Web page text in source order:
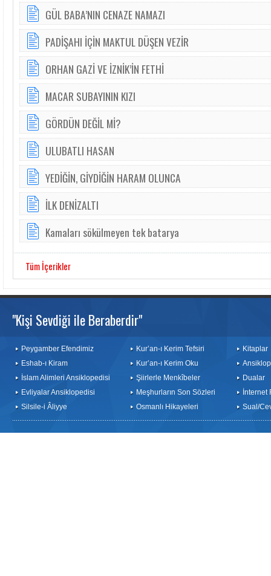
GÜL BABA’NIN CENAZE NAMAZI
PADİŞAHI İÇİN MAKTUL DÜŞEN VEZİR
ORHAN GAZİ VE İZNİK’İN FETHİ
MACAR SUBAYININ KIZI
GÖRDÜN DEĞİL Mİ?
ULUBATLI HASAN
YEDİĞİN, GİYDİĞİN HARAM OLUNCA
İLK DENİZALTI
Kamaları sökülmeyen tek batarya
Tüm İçerikler
"Kişi Sevdiği ile Beraberdir"
Peygamber Efendimiz
Eshab-ı Kiram
İslam Alimleri Ansiklopedisi
Evliyalar Ansiklopedisi
Silsile-i Âliyye
Kur’an-ı Kerim Tefsiri
Kur’an-ı Kerim Oku
Şiirlerle Menkîbeler
Meşhurların Son Sözleri
Osmanlı Hikayeleri
Kitaplar
Dualar
İnternet
Sual/